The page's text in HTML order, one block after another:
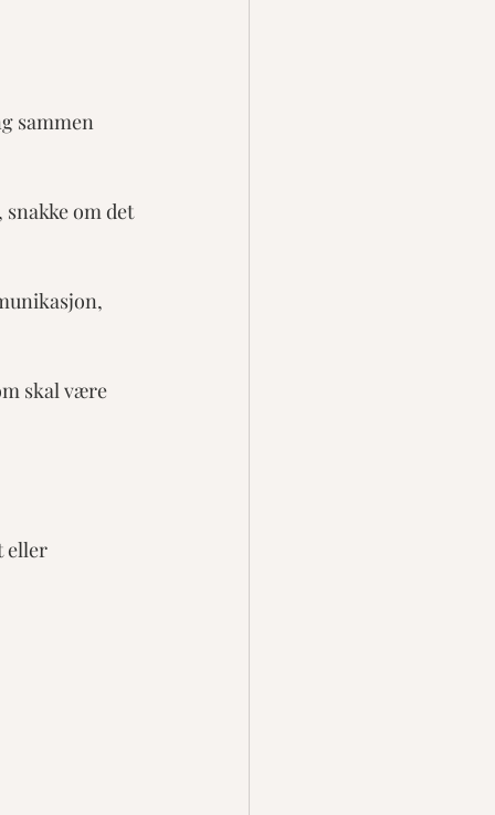
sammen
om det
skal være
eller